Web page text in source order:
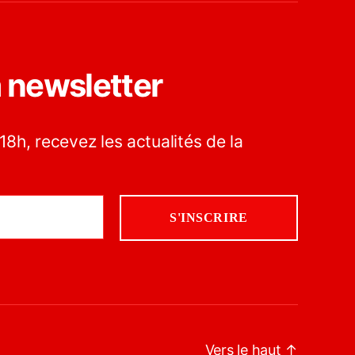
newsletter
recevez les actualités de la
Vers le haut ↑